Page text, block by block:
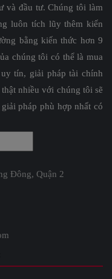
và đầu tư. Chúng tôi làm
luôn tích lũy thêm kiến
bằng kiến thức hơn 9
chúng tôi có thể là mua
tín, giải pháp tài chính
nhiều với chúng tôi sẽ
pháp phù hợp nhất có
Đông, Quận 2